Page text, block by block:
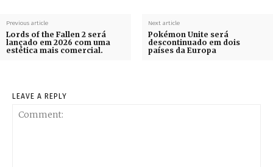
Previous article
Lords of the Fallen 2 será
lançado em 2026 com uma
estética mais comercial.
Next article
Pokémon Unite será
descontinuado em dois
países da Europa
LEAVE A REPLY